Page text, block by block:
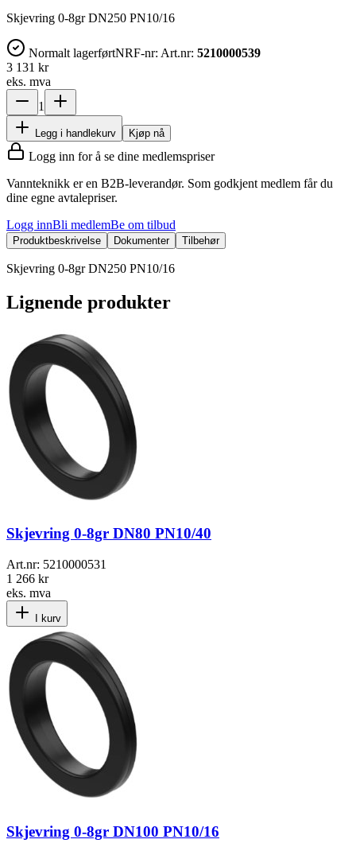
Skjevring 0-8gr DN250 PN10/16
Normalt lagerførtNRF-nr: Art.nr: 5210000539
3 131 kr
eks. mva
1
Legg i handlekurv Kjøp nå
Logg inn for å se dine medlemspriser
Vannteknikk er en B2B-leverandør. Som godkjent medlem får du
dine egne avtalepriser.
Logg innBli medlemBe om tilbud
Produktbeskrivelse Dokumenter Tilbehør
Skjevring 0-8gr DN250 PN10/16
Lignende produkter
Skjevring 0-8gr DN80 PN10/40
Art.nr: 5210000531
1 266 kr
eks. mva
I kurv
Skjevring 0-8gr DN100 PN10/16